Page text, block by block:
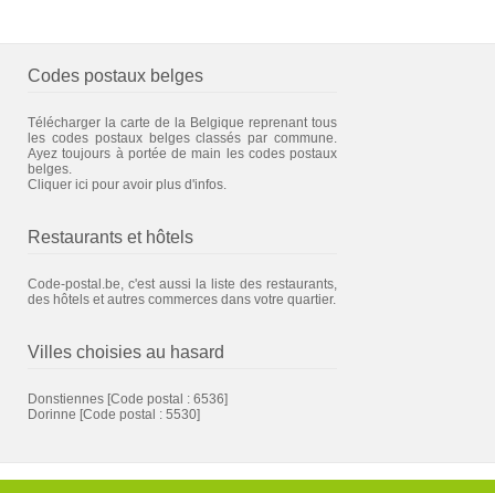
Codes postaux belges
Télécharger la carte de la Belgique reprenant tous
les codes postaux belges classés par commune.
Ayez toujours à portée de main les codes postaux
belges.
Cliquer ici pour avoir plus d'infos.
Restaurants et hôtels
Code-postal.be, c'est aussi la liste des restaurants,
des hôtels et autres commerces dans votre quartier.
Villes choisies au hasard
Donstiennes [Code postal : 6536]
Dorinne [Code postal : 5530]